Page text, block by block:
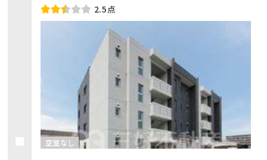
2.5点
空室なし